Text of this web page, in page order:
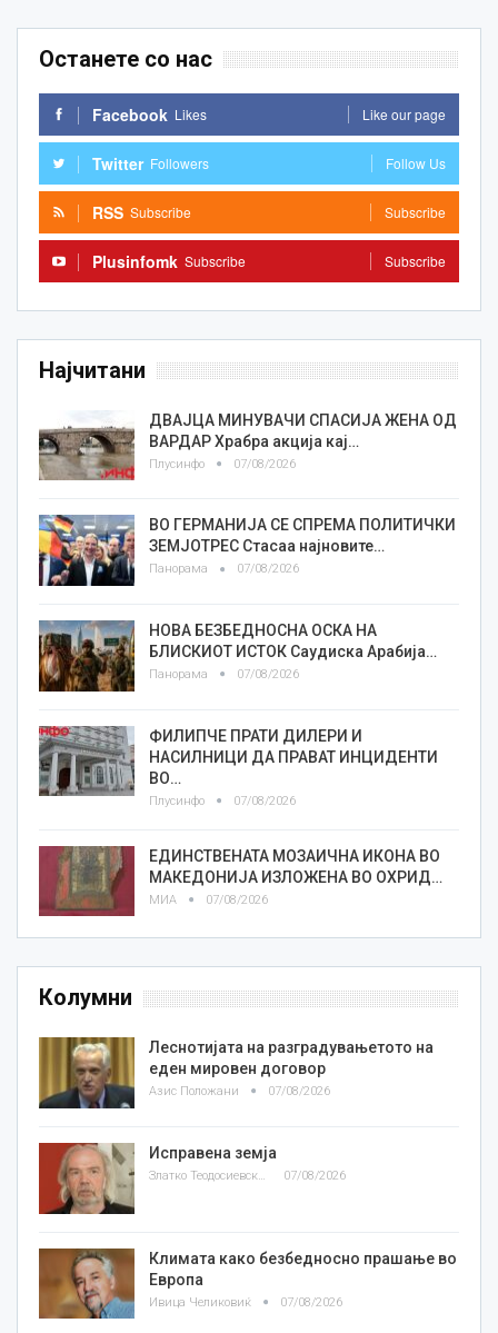
Останете со нас
Facebook Likes Like our page
Twitter Followers Follow Us
RSS Subscribe Subscribe
Plusinfomk Subscribe Subscribe
Најчитани
ДВАЈЦА МИНУВАЧИ СПАСИЈА ЖЕНА ОД
ВАРДАР Храбра акција кај…
Плусинфо 07/08/2026
ВО ГЕРМАНИЈА СЕ СПРЕМА ПОЛИТИЧКИ
ЗЕМЈОТРЕС Стасаа најновите…
Панорама 07/08/2026
НОВА БЕЗБЕДНОСНА ОСКА НА
БЛИСКИОТ ИСТОК Саудиска Арабија…
Панорама 07/08/2026
ФИЛИПЧЕ ПРАТИ ДИЛЕРИ И
НАСИЛНИЦИ ДА ПРАВАТ ИНЦИДЕНТИ
ВО…
Плусинфо 07/08/2026
ЕДИНСТВЕНАТА МОЗАИЧНА ИКОНА ВО
МАКЕДОНИЈА ИЗЛОЖЕНА ВО ОХРИД…
МИА 07/08/2026
Колумни
Леснотијата на разградувањетото на
еден мировен договор
Азис Положани 07/08/2026
Исправена земја
Златко Теодосиевски 07/08/2026
Климата како безбедносно прашање во
Европа
Ивица Челиковиќ 07/08/2026